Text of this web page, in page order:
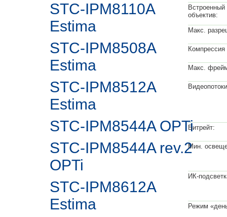
STC-IPM8110A
Estima
STC-IPM8508A
Estima
STC-IPM8512A
Estima
STC-IPM8544A OPTi
STC-IPM8544A rev.2
OPTi
STC-IPM8612A
Estima
Встроенный
объектив:
Макс.
Компрессия
Макс.
Битрейт:
Мин.
ИК-
Режим